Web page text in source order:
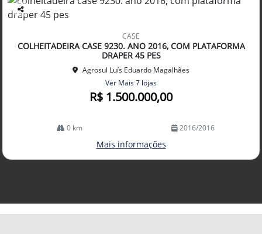
Co
arti
lhe
CASE
COLHEITADEIRA CASE 9230. ANO 2016, COM PLATAFORMA
DRAPER 45 PES
Agrosul Luís Eduardo Magalhães
Ver Mais 7 lojas
R$ 1.500.000,00
0 km 2016/2016
Mais informações